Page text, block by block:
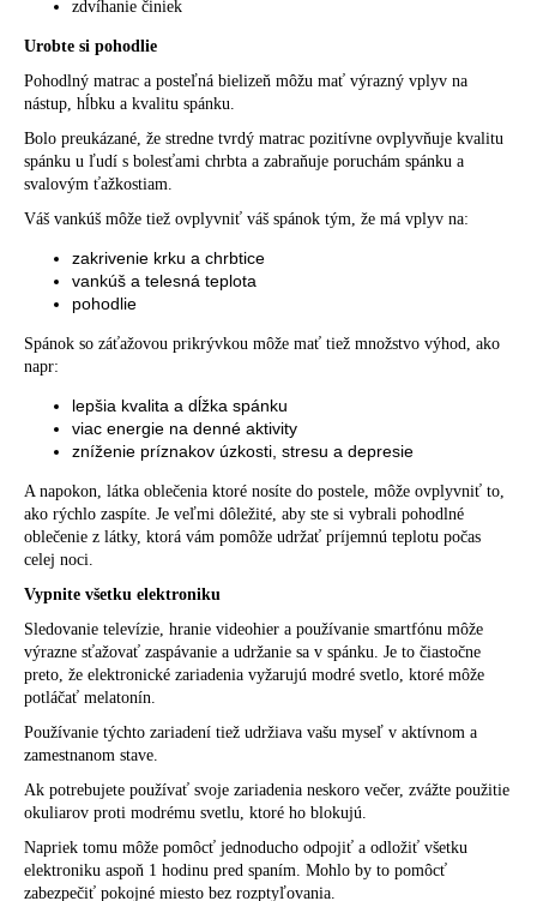
zdvíhanie činiek
Urobte si pohodlie
Pohodlný matrac a posteľná bielizeň môžu mať výrazný vplyv na
nástup, hĺbku a kvalitu spánku.
Bolo preukázané, že stredne tvrdý matrac pozitívne ovplyvňuje kvalitu
spánku u ľudí s bolesťami chrbta a zabraňuje poruchám spánku a
svalovým ťažkostiam.
Váš vankúš môže tiež ovplyvniť váš spánok tým, že má vplyv na:
zakrivenie krku a chrbtice
vankúš a telesná teplota
pohodlie
Spánok so záťažovou prikrývkou môže mať tiež množstvo výhod , ako
napr:
lepšia kvalita a dĺžka spánku
viac energie na denné aktivity
zníženie príznakov úzkosti, stresu a depresie
A napokon, látka oblečenia ktoré nosíte do postele, môže ovplyvniť to,
ako rýchlo zaspíte. Je veľmi dôležité, aby ste si vybrali pohodlné
oblečenie z látky, ktorá vám pomôže udržať príjemnú teplotu počas
celej noci.
Vypnite všetku elektroniku
Sledovanie televízie, hranie videohier a používanie smartfónu môže
výrazne sťažovať zaspávanie a udržanie sa v spánku. Je to čiastočne
preto, že elektronické zariadenia vyžarujú modré svetlo , ktoré môže
potláčať melatonín
Používanie týchto zariadení tiež udržiava vašu myseľ v aktívnom a
zamestnanom stave.
Ak potrebujete používať svoje zariadenia neskoro večer, zvážte použitie
okuliarov proti modrému svetlu, ktoré ho blokujú.
Napriek tomu môže pomôcť jednoducho odpojiť a odložiť všetku
elektroniku aspoň 1 hodinu pred spaním. Mohlo by to pomôcť
zabezpečiť pokojné miesto bez rozptyľovania.